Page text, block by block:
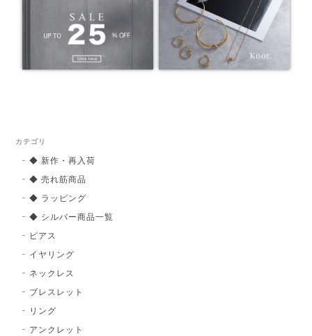
カテゴリ
◆ 新作・再入荷
◆ 売れ筋商品
◆ ラッピング
◆ シルバー商品一覧
ピアス
イヤリング
ネックレス
ブレスレット
リング
アンクレット